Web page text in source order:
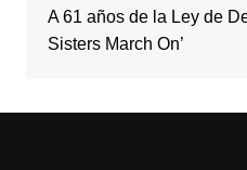
A 61 años de la Ley de
Sisters March On’